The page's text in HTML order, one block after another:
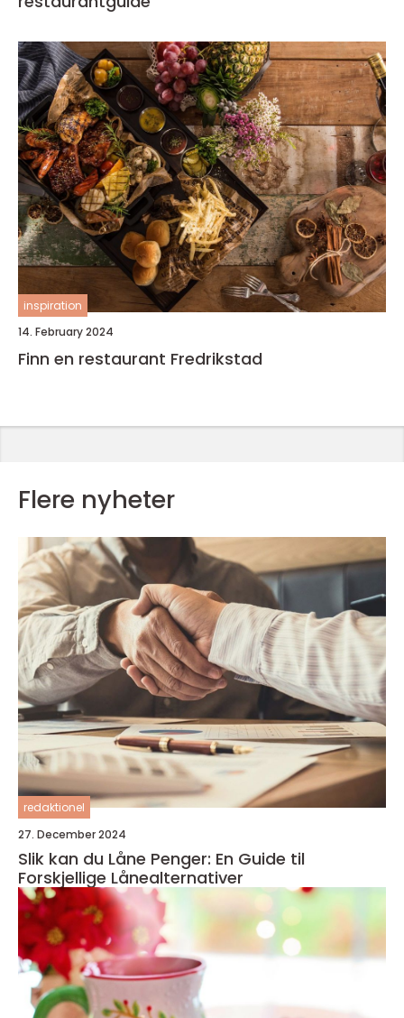
inspiration
14. February 2024
Finn en restaurant Fredrikstad
Flere nyheter
redaktionel
27. December 2024
Slik kan du Låne Penger: En Guide til
Forskjellige Lånealternativer